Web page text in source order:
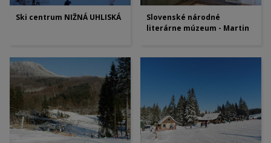
Ski centrum NIŽNÁ UHLISKÁ
Slovenské národné
literárne múzeum - Martin